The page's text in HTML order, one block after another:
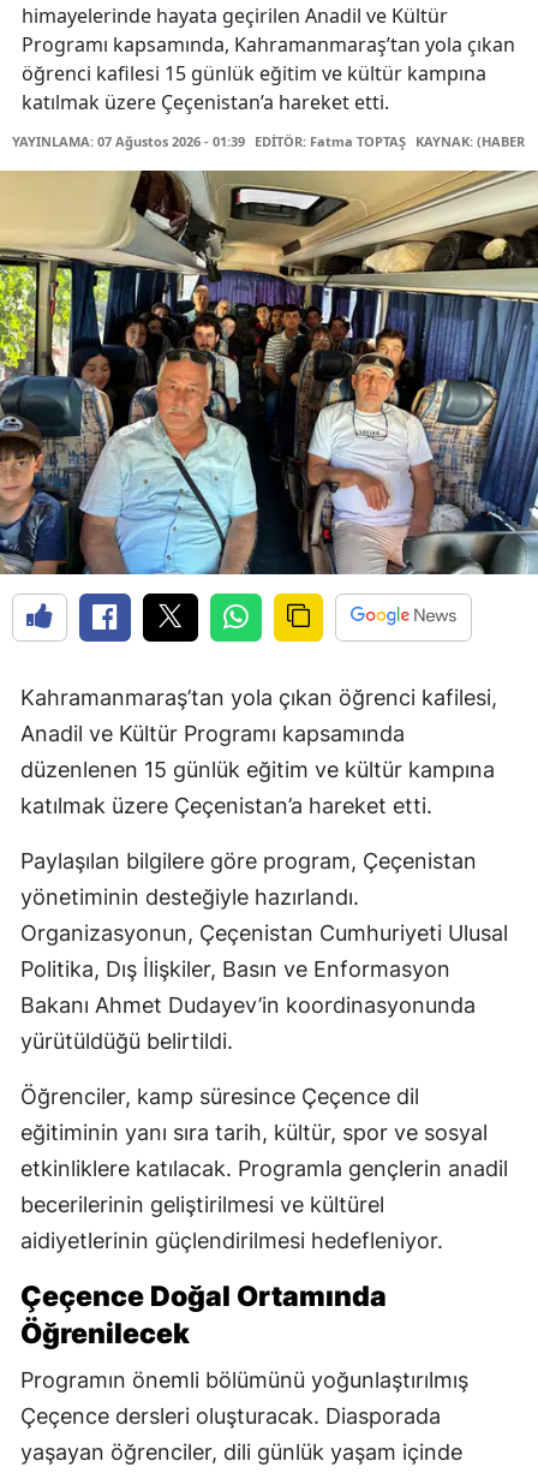
himayelerinde hayata geçirilen Anadil ve Kültür
Programı kapsamında, Kahramanmaraş’tan yola çıkan
öğrenci kafilesi 15 günlük eğitim ve kültür kampına
katılmak üzere Çeçenistan’a hareket etti.
YAYINLAMA: 07 Ağustos 2026 - 01:39 EDİTÖR: Fatma TOPTAŞ KAYNAK: (HABER
Kahramanmaraş’tan yola çıkan öğrenci kafilesi,
Anadil ve Kültür Programı kapsamında
düzenlenen 15 günlük eğitim ve kültür kampına
katılmak üzere Çeçenistan’a hareket etti.
Paylaşılan bilgilere göre program, Çeçenistan
yönetiminin desteğiyle hazırlandı.
Organizasyonun, Çeçenistan Cumhuriyeti Ulusal
Politika, Dış İlişkiler, Basın ve Enformasyon
Bakanı Ahmet Dudayev’in koordinasyonunda
yürütüldüğü belirtildi.
Öğrenciler, kamp süresince Çeçence dil
eğitiminin yanı sıra tarih, kültür, spor ve sosyal
etkinliklere katılacak. Programla gençlerin anadil
becerilerinin geliştirilmesi ve kültürel
aidiyetlerinin güçlendirilmesi hedefleniyor.
Çeçence Doğal Ortamında
Öğrenilecek
Programın önemli bölümünü yoğunlaştırılmış
Çeçence dersleri oluşturacak. Diasporada
yaşayan öğrenciler, dili günlük yaşam içinde